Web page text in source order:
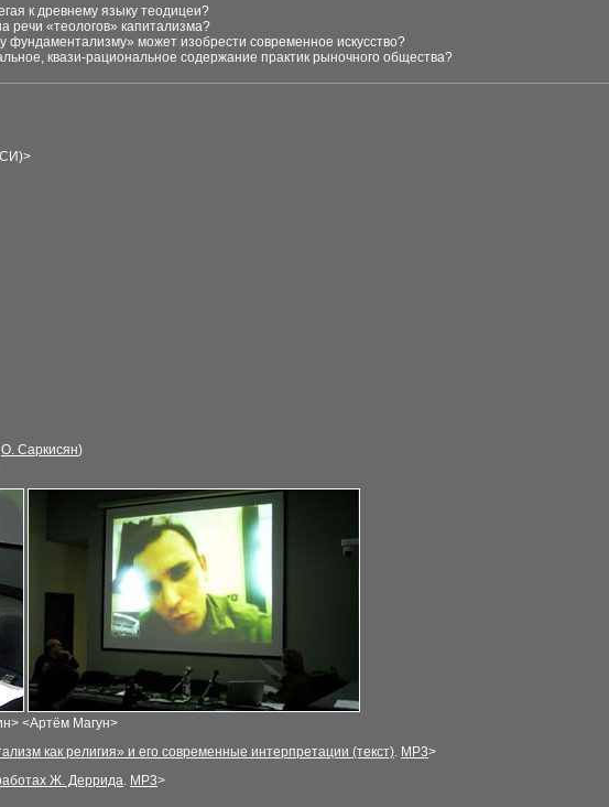
к древнему языку теодицеи?
«теологов» капитализма?
может изобрести современное искусство?
квази-рациональное содержание практик рыночного общества?
О. Саркисян)
> <Артём Магун>
как религия» и его современные интерпретации (текст). MP3>
Ж. Деррида. MP3>